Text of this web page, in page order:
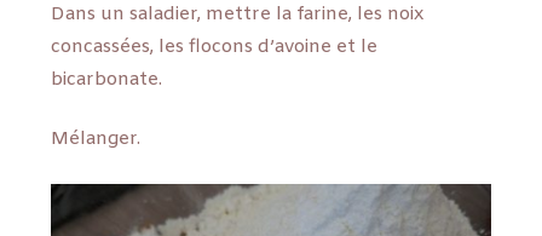
Dans un saladier, mettre la farine, les noix
concassées, les flocons d’avoine et le
bicarbonate.
Mélanger.